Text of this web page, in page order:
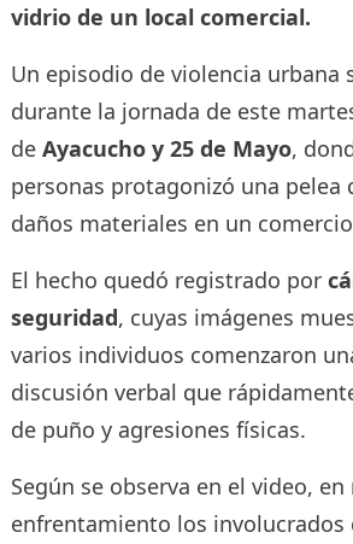
vidrio de un local comercial.
Un episodio de violencia urbana
durante la jornada de este
de Ayacucho y 25 de Mayo,
personas protagonizó una pelea
daños materiales en un
El hecho quedó registrado por
seguridad, cuyas imágenes
varios individuos comenzaron
discusión verbal que
de puño y agresiones físicas.
Según se observa en el video,
enfrentamiento los involucrados